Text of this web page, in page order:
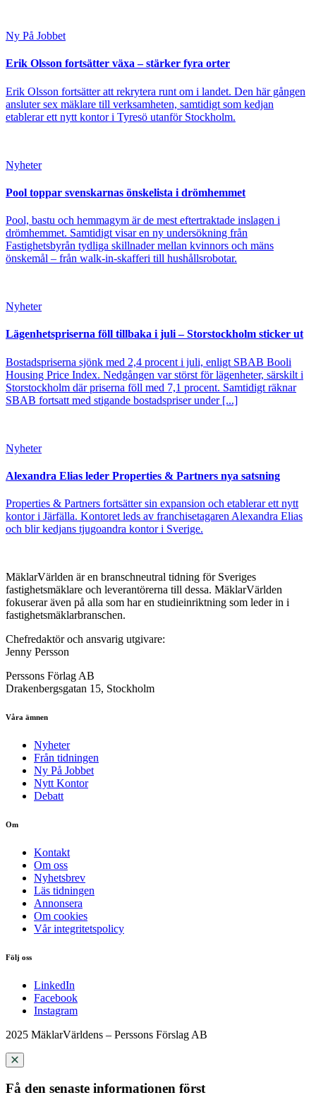
Ny På Jobbet
Erik Olsson fortsätter växa – stärker fyra orter
Erik Olsson fortsätter att rekrytera runt om i landet. Den här gången
ansluter sex mäklare till verksamheten, samtidigt som kedjan
etablerar ett nytt kontor i Tyresö utanför Stockholm.
Nyheter
Pool toppar svenskarnas önskelista i drömhemmet
Pool, bastu och hemmagym är de mest eftertraktade inslagen i
drömhemmet. Samtidigt visar en ny undersökning från
Fastighetsbyrån tydliga skillnader mellan kvinnors och mäns
önskemål – från walk-in-skafferi till hushållsrobotar.
Nyheter
Lägenhetspriserna föll tillbaka i juli – Storstockholm sticker ut
Bostadspriserna sjönk med 2,4 procent i juli, enligt SBAB Booli
Housing Price Index. Nedgången var störst för lägenheter, särskilt i
Storstockholm där priserna föll med 7,1 procent. Samtidigt räknar
SBAB fortsatt med stigande bostadspriser under [...]
Nyheter
Alexandra Elias leder Properties & Partners nya satsning
Properties & Partners fortsätter sin expansion och etablerar ett nytt
kontor i Järfälla. Kontoret leds av franchisetagaren Alexandra Elias
och blir kedjans tjugoandra kontor i Sverige.
MäklarVärlden är en branschneutral tidning för Sveriges
fastighetsmäklare och leverantörerna till dessa. MäklarVärlden
fokuserar även på alla som har en studieinriktning som leder in i
fastighetsmäklarbranschen.
Chefredaktör och ansvarig utgivare:
Jenny Persson
Perssons Förlag AB
Drakenbergsgatan 15, Stockholm
Våra ämnen
Nyheter
Från tidningen
Ny På Jobbet
Nytt Kontor
Debatt
Om
Kontakt
Om oss
Nyhetsbrev
Läs tidningen
Annonsera
Om cookies
Vår integritetspolicy
Följ oss
LinkedIn
Facebook
Instagram
2025 MäklarVärldens – Perssons Förslag AB
Få den senaste informationen först